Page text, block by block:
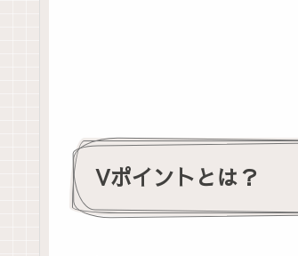
Vポイントとは？